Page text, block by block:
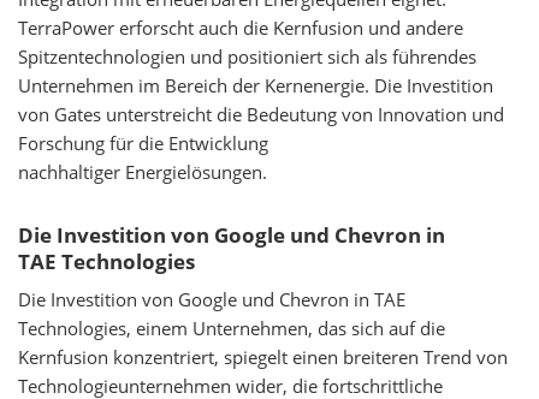
TerraPower erforscht auch die Kernfusion und andere
Spitzentechnologien und positioniert sich als führendes
Unternehmen im Bereich der Kernenergie. Die Investition
von Gates unterstreicht die Bedeutung von Innovation und
Forschung für die Entwicklung
nachhaltiger Energielösungen.
Die Investition von Google und Chevron in
TAE Technologies
Die Investition von Google und Chevron in TAE
Technologies, einem Unternehmen, das sich auf die
Kernfusion konzentriert, spiegelt einen breiteren Trend von
Technologieunternehmen wider, die fortschrittliche